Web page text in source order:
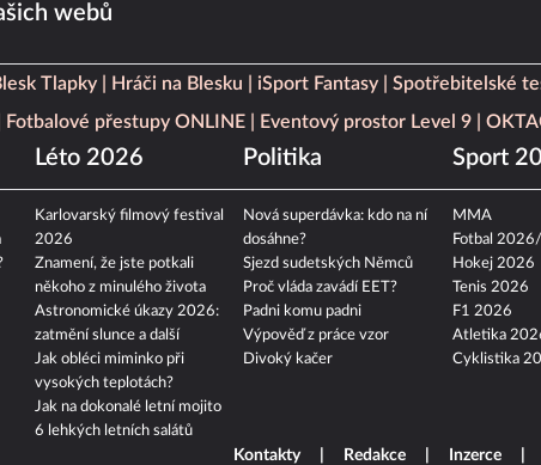
webů
Tlapky Hráči na Blesku iSport Fantasy Spotřebitelské
Fotbalové přestupy ONLINE Eventový prostor Level 9
Léto 2026
Karlovarský filmový festival
2026
Znamení, že jste potkali
někoho z minulého života
Astronomické úkazy 2026:
zatmění slunce a další
Jak obléci miminko při
vysokých teplotách?
Jak na dokonalé letní mojito
6 lehkých letních salátů
Politika
Nová superdávka: kdo na ní
dosáhne?
Sjezd sudetských Němců
Proč vláda zavádí EET?
Padni komu padni
Výpověď z práce vzor
Divoký kačer
Sport
MMA
Fotbal
Hokej 2026
Tenis 2026
F1 2026
Atletika
Cyklistika
Kontakty Redakce Inzerce